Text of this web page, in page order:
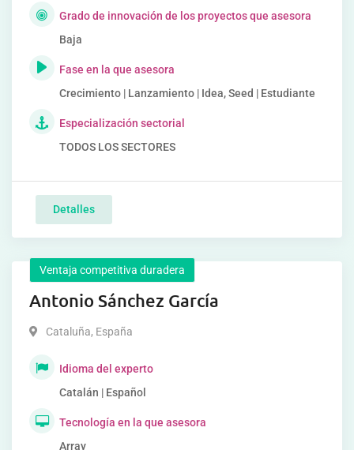
Grado de innovación de los proyectos que asesora
Baja
Fase en la que asesora
Crecimiento | Lanzamiento | Idea, Seed | Estudiante
Especialización sectorial
TODOS LOS SECTORES
Detalles
Ventaja competitiva duradera
Antonio Sánchez García
Cataluña, España
Idioma del experto
Catalán | Español
Tecnología en la que asesora
Array